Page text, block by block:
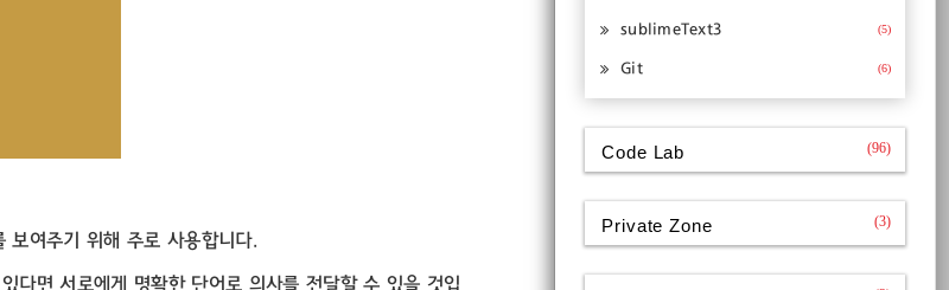
여주기 위해 주로 사용합니다.
다면 서로에게 명확한 단어로 의사를 전달할 수 있을 것입
sublimeText3 (5)
Git (6)
Code Lab (96)
Private Zone (3)